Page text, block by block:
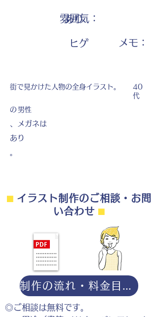
あり
雰囲気：
ヒゲ ​メモ：
街で見かけた人物の全身イラスト。
40
代
の 男性
、メガネは
あり
。
⬛︎イラスト制作のご相談・お問
い合わせ ⬛︎
◎ご相談は無料です。